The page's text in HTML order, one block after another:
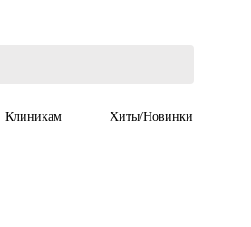
Клиникам Хиты/Новинки